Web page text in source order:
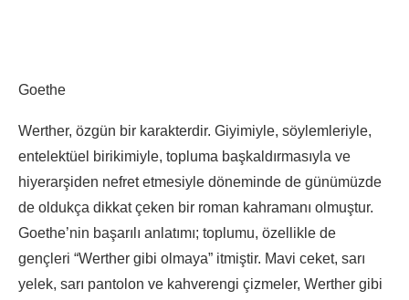
Goethe
Werther, özgün bir karakterdir. Giyimiyle, söylemleriyle,
entelektüel birikimiyle, topluma başkaldırmasıyla ve
hiyerarşiden nefret etmesiyle döneminde de günümüzde
de oldukça dikkat çeken bir roman kahramanı olmuştur.
Goethe’nin başarılı anlatımı; toplumu, özellikle de
gençleri “Werther gibi olmaya” itmiştir. Mavi ceket, sarı
yelek, sarı pantolon ve kahverengi çizmeler, Werther gibi